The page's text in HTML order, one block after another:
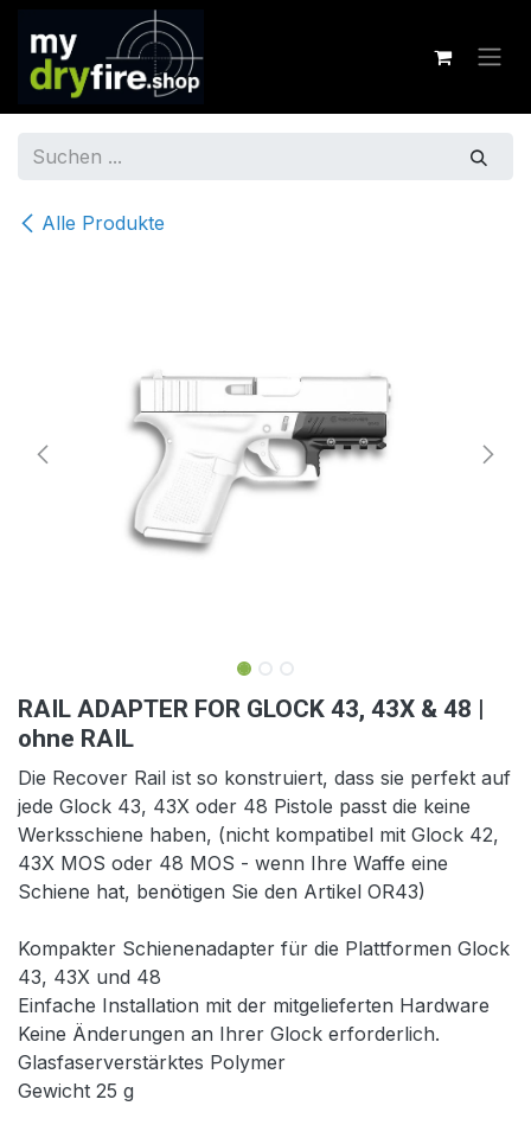
Alle Produkte
RAIL ADAPTER FOR GLOCK 43, 43X & 48 |
ohne RAIL
Die Recover Rail ist so konstruiert, dass sie perfekt auf
jede Glock 43, 43X oder 48 Pistole passt die keine
Werksschiene haben, (nicht kompatibel mit Glock 42,
43X MOS oder 48 MOS - wenn Ihre Waffe eine
Schiene hat, benötigen Sie den Artikel OR43)
Kompakter Schienenadapter für die Plattformen Glock
43, 43X und 48
Einfache Installation mit der mitgelieferten Hardware
Keine Änderungen an Ihrer Glock erforderlich.
Glasfaserverstärktes Polymer
Gewicht 25 g